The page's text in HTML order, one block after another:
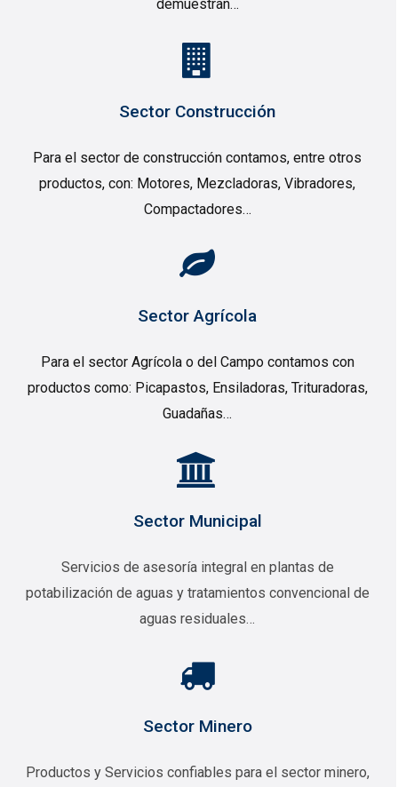
demuestran…
Sector Construcción
Para el sector de construcción contamos, entre otros
productos, con: Motores, Mezcladoras, Vibradores,
Compactadores…
Sector Agrícola
Para el sector Agrícola o del Campo contamos con
productos como: Picapastos, Ensiladoras, Trituradoras,
Guadañas…
Sector Municipal
Servicios de asesoría integral en plantas de
potabilización de aguas y tratamientos convencional de
aguas residuales…
Sector Minero
Productos y Servicios confiables para el sector minero,